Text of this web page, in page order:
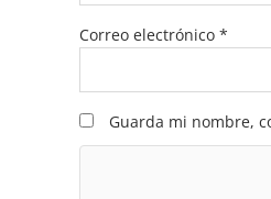
Correo electrónico *
Guarda mi nombre,